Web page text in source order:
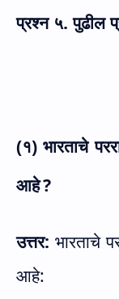
प्रश्न ५. पुढील
(१) भारताचे
आहे?
उत्तर: भारताचे
आहे: